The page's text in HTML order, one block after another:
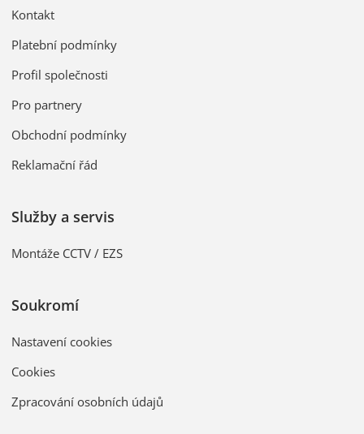
Kontakt
Platební podmínky
Profil společnosti
Pro partnery
Obchodní podmínky
Reklamační řád
Služby a servis
Montáže CCTV / EZS
Soukromí
Nastavení cookies
Cookies
Zpracování osobních údajů